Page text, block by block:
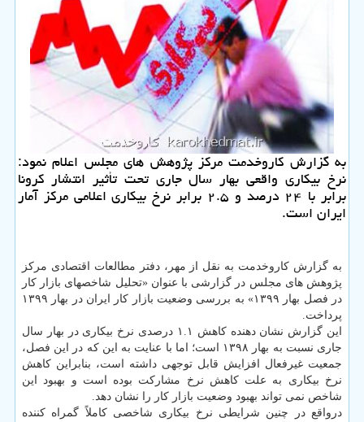
به گزارش كاروخدمت مركز پژوهش های مجلس اعلام نمود:
نرخ بیكاری واقعی بهار سال جاری تحت تأثیر انتشار كرونا
برابر با ۲۴ درصد و ۲.۵ برابر نرخ بیكاری اعلامی مركز آمار
ایران است.
به گزارش کاروخدمت به نقل از مهر، دفتر مطالعات اقتصادی مرکز
پژوهش های مجلس در گزارشی با عنوان «تحلیل شاخصهای بازار کار
در فصل بهار ۱۳۹۹» به بررسی وضعیت بازار کار ایران در بهار ۱۳۹۹
پرداخت.
این گزارش نشان دهنده کاهش ۱.۱ درصدی نرخ بیکاری در بهار سال
جاری نسبت به بهار ۱۳۹۸ است؛ اما با عنایت به این که در این فصل،
جمعیت غیرفعال افزایش قابل توجهی داشته است، بنابراین کاهش
نرخ بیکاری به علت کاهش نرخ مشارکت بوده است و بهبود این
شاخص نمی تواند بهبود وضعیت بازار کار را نشان دهد.
درواقع در چنین شرایطی نرخ بیکاری شاخصی کاملاً گمراه کننده